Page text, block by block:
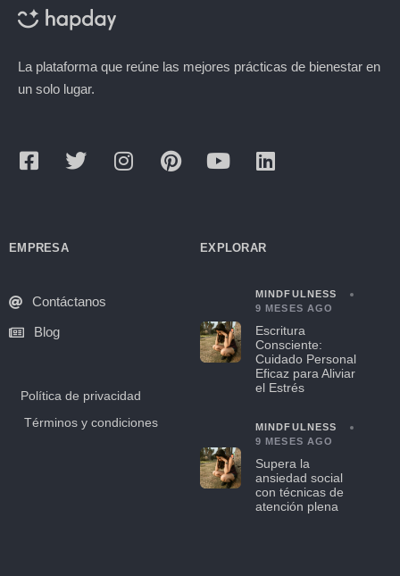
La plataforma que reúne las mejores prácticas de bienestar en
un solo lugar.
EMPRESA
Contáctanos
Blog
Política de privacidad
Términos y condiciones
EXPLORAR
MINDFULNESS
9 MESES AGO
Escritura
Consciente:
Cuidado Personal
Eficaz para Aliviar
el Estrés
MINDFULNESS
9 MESES AGO
Supera la
ansiedad social
con técnicas de
atención plena